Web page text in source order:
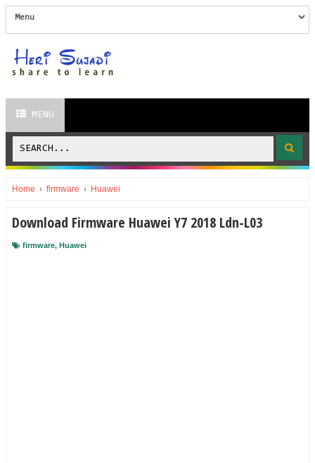
MENU
Home › firmware › Huawei
Download Firmware Huawei Y7 2018 Ldn-L03
firmware, Huawei